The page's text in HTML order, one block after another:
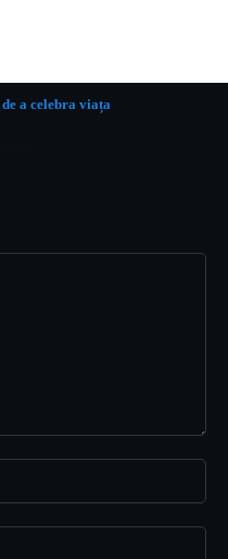
a celebra viața